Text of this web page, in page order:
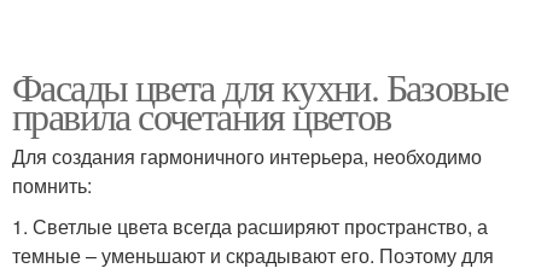
Фасады цвета для кухни. Базовые
правила сочетания цветов
Для создания гармоничного интерьера, необходимо
помнить:
1. Светлые цвета всегда расширяют пространство, а
темные – уменьшают и скрадывают его. Поэтому для